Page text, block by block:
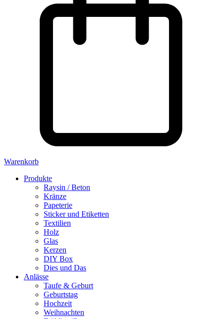
Warenkorb
Produkte
Raysin / Beton
Kränze
Papeterie
Sticker und Etiketten
Textilien
Holz
Glas
Kerzen
DIY Box
Dies und Das
Anlässe
Taufe & Geburt
Geburtstag
Hochzeit
Weihnachten